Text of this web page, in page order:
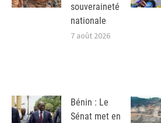
souveraineté
nationale
7 août 2026
Bénin : Le
Sénat met en